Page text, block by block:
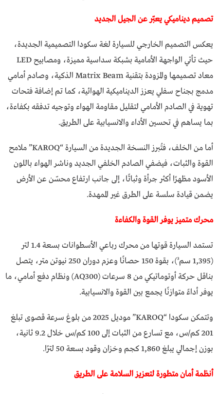
تصميم ديناميكي يعبّر عن الجيل الجديد
يعكس التصميم الخارجي للسيارة لغة سكودا التصميمية الجديدة،
حيث تأتي الواجهة الأمامية بشبكة سداسية مميزة، ومصابيح LED
معاد تصميمها والمزودة بتقنية Matrix Beam الذكية، وصادم أمامي
مدمج بجناح سفلي يعزز الديناميكية الهوائية، كما تم إضافة فتحات
تهوية في الصادم الأمامي لتقليل مقاومة الهواء وتوجيه تدفقه بكفاءة،
بما يساهم في تحسين الأداء والانسيابية على الطريق.
أما من الخلف، فتُبرز النسخة الجديدة من السيارة “KAROQ” ملامح
القوة والثبات، فيضفي الصادم الخلفي الجديد وناشر الهواء باللون
الأسود مظهرًا أكثر جرأة وثباتًا، إلى جانب ارتفاع محسّن عن الأرض
يضمن قيادة سلسة على الطرق غير الممهدة.
محرك متميز يوفر القوة والكفاءة
تستمد السيارة قوتها من محرك رباعي الأسطوانات بسعة 1.4 لتر
(1,395 سم³)، بقوة 150 حصانًا وعزم دوران 250 نيوتن متر، يتصل
بناقل حركة أوتوماتيكي من 8 سرعات (AQ300) ونظام دفع أمامي، ما
يوفر أداءً متوازنًا يجمع بين القوة والانسيابية.
وتتمكن سكودا “KAROQ” موديل 2025 من بلوغ سرعة قصوى تبلغ
201 كم/س، مع تسارع من الثبات إلى 100 كم/س خلال 9.2 ثانية،
بوزن إجمالي يبلغ 1,860 كجم وخزان وقود بسعة 50 لترًا.
أنظمة أمان متطورة لتعزيز السلامة على الطريق